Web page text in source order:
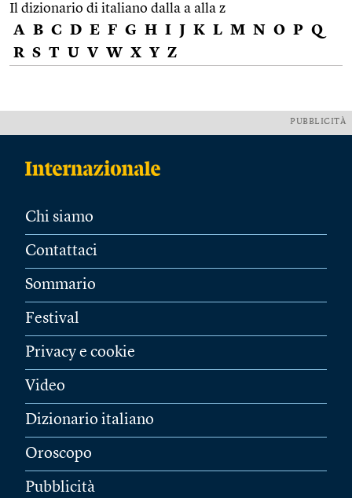
Il dizionario di italiano dalla a alla z
A B C D E F G H I J K L M N O P Q
R S T U V W X Y Z
PUBBLICITÀ
Chi siamo
Contattaci
Sommario
Festival
Privacy e cookie
Video
Dizionario italiano
Oroscopo
Pubblicità